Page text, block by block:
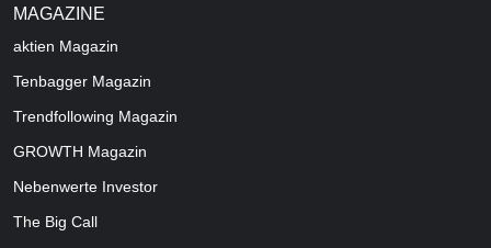
MAGAZINE
aktien Magazin
Tenbagger Magazin
Trendfollowing Magazin
GROWTH Magazin
Nebenwerte Investor
The Big Call